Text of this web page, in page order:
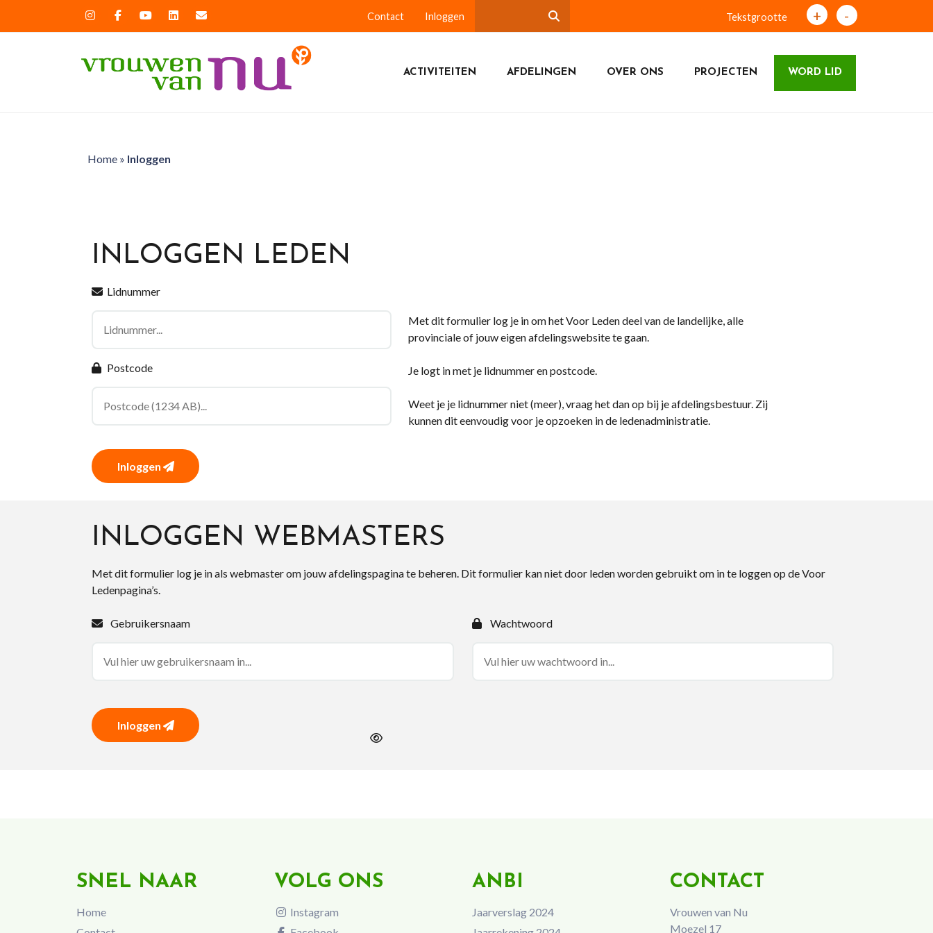
Contact Inloggen Tekstgrootte + -
ACTIVITEITEN AFDELINGEN OVER ONS PROJECTEN WORD LID
Home» Inloggen
INLOGGEN LEDEN
Lidnummer
Postcode
Inloggen
Met dit formulier log je in om het Voor Leden deel van de landelijke, alle
provinciale of jouw eigen afdelingswebsite te gaan.
Je logt in met je lidnummer en postcode.
Weet je je lidnummer niet (meer), vraag het dan op bij je afdelingsbestuur. Zij
kunnen dit eenvoudig voor je opzoeken in de ledenadministratie.
INLOGGEN WEBMASTERS
Met dit formulier log je in als webmaster om jouw afdelingspagina te beheren. Dit formulier kan niet door leden worden gebruikt om in te loggen op de Voor
Ledenpagina’s.
Gebruikersnaam Wachtwoord
Inloggen
SNEL NAAR
Home
VOLG ONS
Instagram
ANBI
Jaarverslag 2024
CONTACT
Vrouwen van Nu
Moezel 17